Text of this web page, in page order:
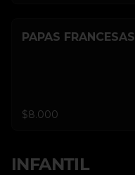
PAPAS FRANCESAS
$8.000
INFANTIL